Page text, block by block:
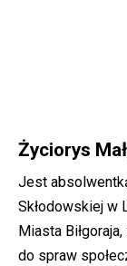
Życiorys
Jest
Skłodowskiej w
Miasta
do spraw